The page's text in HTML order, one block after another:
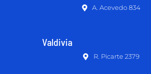
A. Acevedo 834
Valdivia
R. Picarte 2379